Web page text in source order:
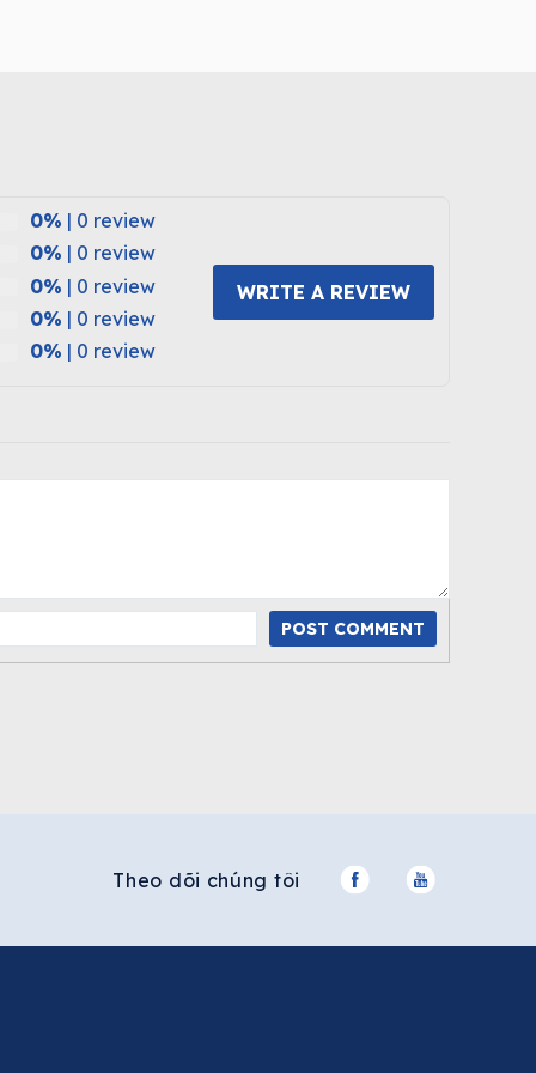
0% | 0 review
0% | 0 review
0% | 0 review
0% | 0 review
0% | 0 review
WRITE A REVIEW
POST COMMENT
Theo dõi chúng tôi